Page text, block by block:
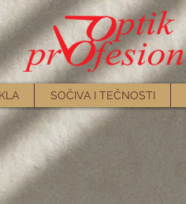
SOČIVA I TEČNOSTI